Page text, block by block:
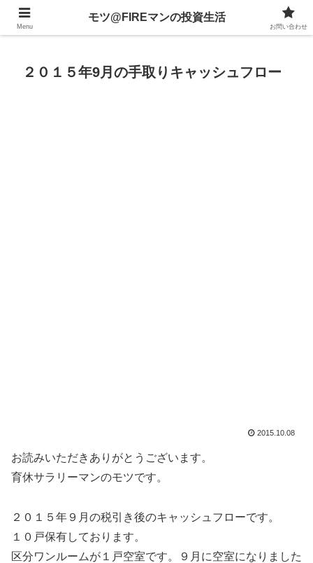
不動産、投資信託、暗号資産、株式、等々への投資について
２０１５年9月の手取りキャッシュフロー
2015.10.08
お読みいただきありがとうございます。
育休サラリーマンのモツです。
２０１５年９月の税引き後のキャッシュフローです。
１０戸保有しております。
区分ワンルームが１戸空室です。９月に空室になりました
Menu
モツ@FIREマンの投資生活
お問い合わせ